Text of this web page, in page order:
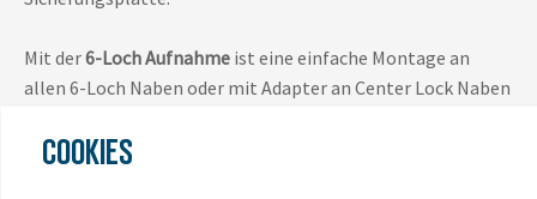
Mit der6-Loch Aufnahme ist eine einfache Montage an
allen 6-Loch Naben oder mit Adapter an Center Lock Naben
COOKIES